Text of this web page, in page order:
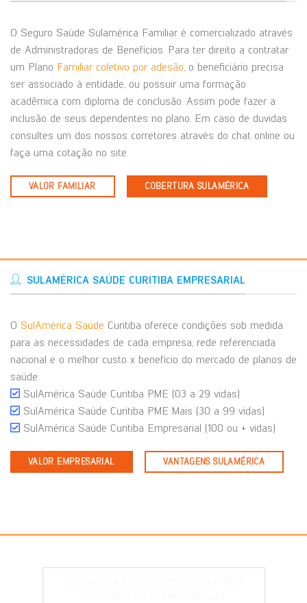
O Seguro Saúde Sulamérica Familiar é comercializado através
de Administradoras de Benefícios. Para ter direito a contratar
um Plano Familiar coletivo por adesão, o beneficiário precisa
ser associado à entidade, ou possuir uma formação
acadêmica com diploma de conclusão. Assim pode fazer a
inclusão de seus dependentes no plano. Em caso de duvidas
consultes um dos nossos corretores através do chat online ou
faça uma cotação no site.
VALOR FAMILIAR COBERTURA SULAMÉRICA
SULAMÉRICA SAÚDE CURITIBA EMPRESARIAL
O SulAmérica Saúde Curitiba oferece condições sob medida
para as necessidades de cada empresa, rede referenciada
nacional e o melhor custo x benefício do mercado de planos de
saúde:
SulAmérica Saúde Curitiba PME (03 a 29 vidas)
SulAmérica Saúde Curitiba PME Mais (30 a 99 vidas)
SulAmérica Saúde Curitiba Empresarial (100 ou + vidas)
VALOR EMPRESARIAL VANTAGENS SULAMÉRICA